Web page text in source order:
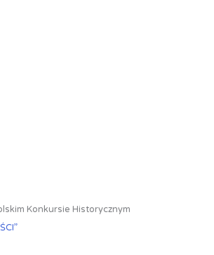
Konkursie Historycznym